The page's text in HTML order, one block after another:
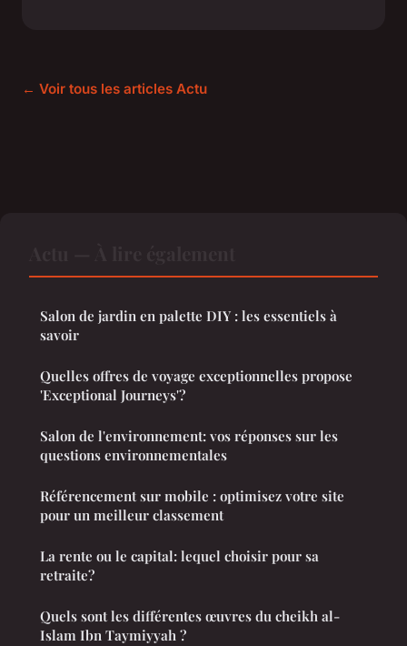
← Voir tous les articles Actu
Salon de jardin en palette DIY : les essentiels à
savoir
Quelles offres de voyage exceptionnelles propose
'Exceptional Journeys'?
Salon de l'environnement: vos réponses sur les
questions environnementales
Référencement sur mobile : optimisez votre site
pour un meilleur classement
La rente ou le capital: lequel choisir pour sa
retraite?
Quels sont les différentes œuvres du cheikh al-
Islam Ibn Taymiyyah ?